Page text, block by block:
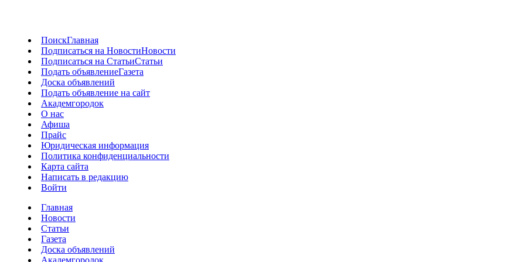
ПоискГлавная
Подписаться на НовостиНовости
Подписаться на СтатьиСтатьи
Подать объявлениеГазета
Доска объявлений
Подать объявление на сайт
Академгородок
О нас
Афиша
Прайс
Юридическая информация
Политика конфиденциальности
Карта сайта
Написать в редакцию
Войти
Главная
Новости
Статьи
Газета
Доска объявлений
Академгородок